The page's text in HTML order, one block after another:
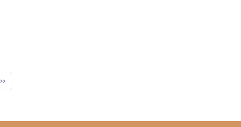
Następna strona
››